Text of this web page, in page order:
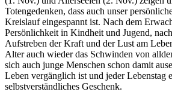
Totengedenken, dass auch unser
Kreislauf eingespannt ist. Nach dem
Persönlichkeit in Kindheit und Jugend,
Aufstreben der Kraft und der Lust am
Alter auch wieder das Schwinden von
sich auch junge Menschen schon damit
Leben vergänglich ist und jeder Lebenstag
selbstverständliches Geschenk.